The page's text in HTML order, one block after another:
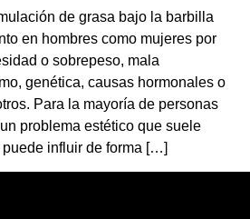
de grasa bajo la barbilla
en hombres como mujeres por
o sobrepeso, mala
genética, causas hormonales o
Para la mayoría de personas
problema estético que suele
influir de forma […]